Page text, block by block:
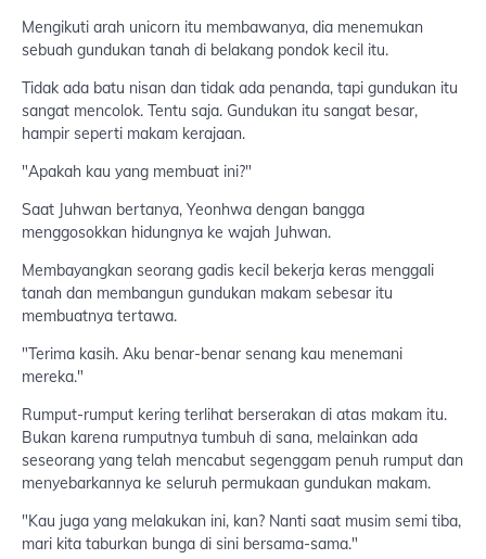
Mengikuti arah unicorn itu membawanya, dia menemukan
sebuah gundukan tanah di belakang pondok kecil itu.
Tidak ada batu nisan dan tidak ada penanda, tapi gundukan itu
sangat mencolok. Tentu saja. Gundukan itu sangat besar,
hampir seperti makam kerajaan.
"Apakah kau yang membuat ini?"
Saat Juhwan bertanya, Yeonhwa dengan bangga
menggosokkan hidungnya ke wajah Juhwan.
Membayangkan seorang gadis kecil bekerja keras menggali
tanah dan membangun gundukan makam sebesar itu
membuatnya tertawa.
"Terima kasih. Aku benar-benar senang kau menemani
mereka."
Rumput-rumput kering terlihat berserakan di atas makam itu.
Bukan karena rumputnya tumbuh di sana, melainkan ada
seseorang yang telah mencabut segenggam penuh rumput dan
menyebarkannya ke seluruh permukaan gundukan makam.
"Kau juga yang melakukan ini, kan? Nanti saat musim semi tiba,
mari kita taburkan bunga di sini bersama-sama."